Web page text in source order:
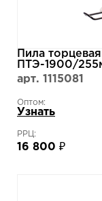
Пила
ПТЭ-1900/
арт. 1115081
Оптом:
Узнать
РРЦ:
16 800 ₽